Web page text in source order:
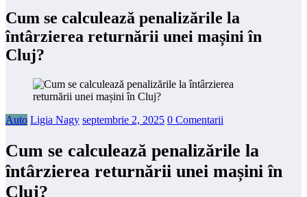
Cum se calculează penalizările la
întârzierea returnării unei mașini în
Cluj?
Auto Ligia Nagy septembrie 2, 2025 0 Comentarii
Cum se calculează penalizările la
întârzierea returnării unei mașini în
Cluj?